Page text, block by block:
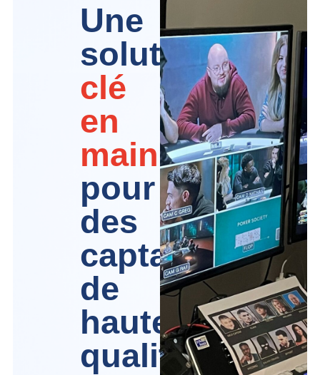
Une
solution
clé
en
main
pour
des
captations
de
haute
qualité